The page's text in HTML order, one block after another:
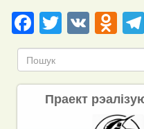
Facebook
Twitter
VK
Праект